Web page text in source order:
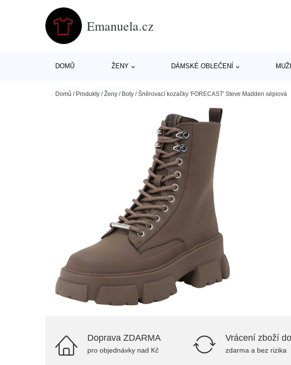
Emanuela.cz
DOMŮ ŽENY DÁMSKÉ OBLEČENÍ MUŽI
Domů / Produkty /Ženy / Boty /Šněrovací kozačky 'FORECAST' Steve Madden sépiová
Doprava ZDARMA
pro objednávky nad Kč
Vrácení zboží
zdarma a bez rizika